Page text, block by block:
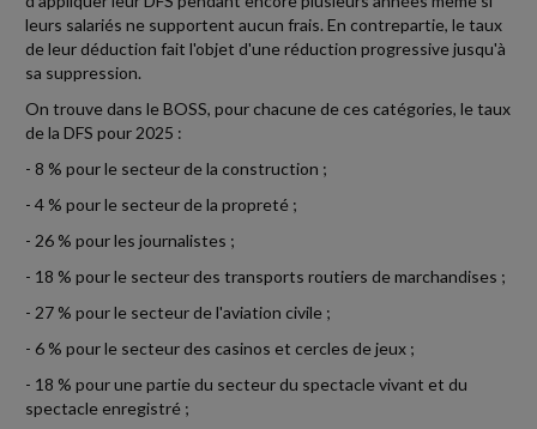
leurs salariés ne supportent aucun frais. En contrepartie, le taux
de leur déduction fait l'objet d'une réduction progressive jusqu'à
sa suppression.
On trouve dans le BOSS, pour chacune de ces catégories, le taux
de la DFS pour 2025 :
- 8 % pour le secteur de la construction ;
- 4 % pour le secteur de la propreté ;
- 26 % pour les journalistes ;
- 18 % pour le secteur des transports routiers de marchandises ;
- 27 % pour le secteur de l'aviation civile ;
- 6 % pour le secteur des casinos et cercles de jeux ;
- 18 % pour une partie du secteur du spectacle vivant et du
spectacle enregistré ;